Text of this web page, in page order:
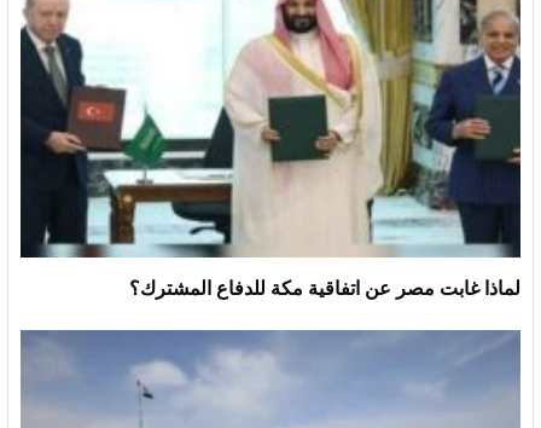
لماذا غابت مصر عن اتفاقية مكة للدفاع المشترك؟